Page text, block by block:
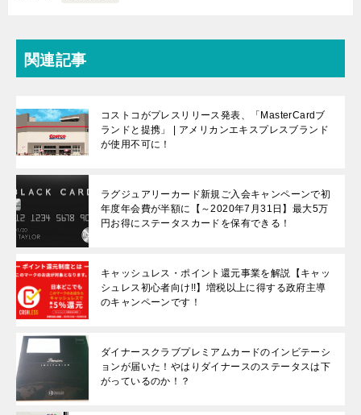
関連記事
コストコがプレスリリース発表、「MasterCardブ
ランドと提携」 | アメリカンエキスプレスブランド
が使用不可に！
ラグジュアリーカード新規ご入会キャンペーンで初
年度年会費が半額に【～2020年7月31日】最大5万
円お得にステータスカードを保有できる！
キャッシュレス・ポイント還元事業を解説【キャッ
シュレス初心者向け!!】増税以上に得する政府主導
のキャンペーンです！
ダイナースクラブプレミアムカードのインビテーシ
ョンが届いた！やはりダイナースのステータスは下
がっているのか！？